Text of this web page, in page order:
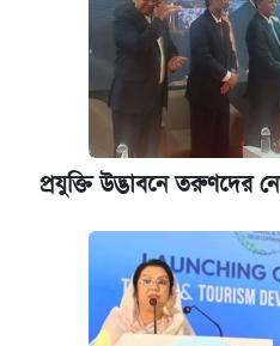
রাষ্ট্রবিরোধী কর্মকাণ্ড:
বিরুদ্ধে ব্যবস্থা
আজকের বাজারে স্বর্ণের
আবেদন শুরু
প্রযুক্তি উদ্ভাবনে তরুণদের